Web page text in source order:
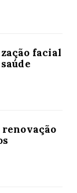
facial